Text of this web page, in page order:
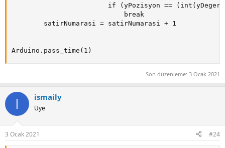
if (yPozisyon ==
                            break
        satirNumarasi = satirNumarasi + 1
Arduino.pass_time(1)
Son düzenleme: 3 Ocak 2021
I ismaily
Üye
3 Ocak 2021 #24